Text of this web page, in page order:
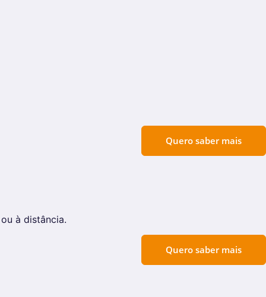
Quero saber mais
à distância.
Quero saber mais